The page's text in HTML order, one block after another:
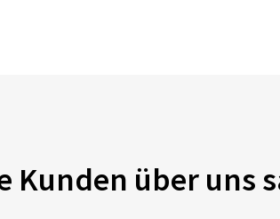
Kunden über uns